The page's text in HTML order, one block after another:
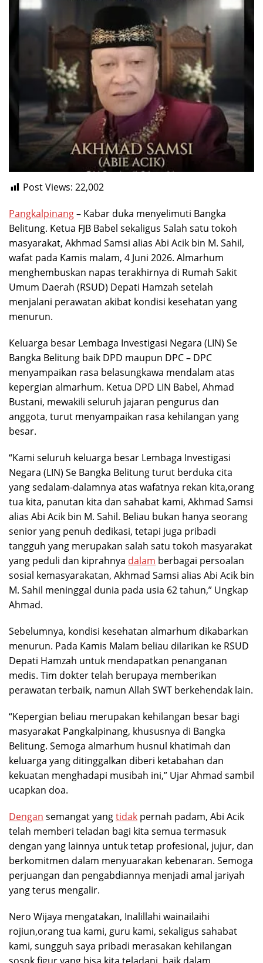
Post Views: 22,002
Pangkalpinang– Kabar duka menyelimuti Bangka
Belitung. Ketua FJB Babel sekaligus Salah satu tokoh
masyarakat, Akhmad Samsi alias Abi Acik bin M. Sahil,
wafat pada Kamis malam, 4 Juni 2026. Almarhum
menghembuskan napas terakhirnya di Rumah Sakit
Umum Daerah (RSUD) Depati Hamzah setelah
menjalani perawatan akibat kondisi kesehatan yang
menurun.
Keluarga besar Lembaga Investigasi Negara (LIN) Se
Bangka Belitung baik DPD maupun DPC – DPC
menyampaikan rasa belasungkawa mendalam atas
kepergian almarhum. Ketua DPD LIN Babel, Ahmad
Bustani, mewakili seluruh jajaran pengurus dan
anggota, turut menyampaikan rasa kehilangan yang
besar.
“Kami seluruh keluarga besar Lembaga Investigasi
Negara (LIN) Se Bangka Belitung turut berduka cita
yang sedalam-dalamnya atas wafatnya rekan kita,orang
tua kita, panutan kita dan sahabat kami, Akhmad Samsi
alias Abi Acik bin M. Sahil. Beliau bukan hanya seorang
senior yang penuh dedikasi, tetapi juga pribadi
tangguh yang merupakan salah satu tokoh masyarakat
yang peduli dan kiprahnya dalam berbagai persoalan
sosial kemasyarakatan, Akhmad Samsi alias Abi Acik bin
M. Sahil meninggal dunia pada usia 62 tahun,” Ungkap
Ahmad.
Sebelumnya, kondisi kesehatan almarhum dikabarkan
menurun. Pada Kamis Malam beliau dilarikan ke RSUD
Depati Hamzah untuk mendapatkan penanganan
medis. Tim dokter telah berupaya memberikan
perawatan terbaik, namun Allah SWT berkehendak lain.
“Kepergian beliau merupakan kehilangan besar bagi
masyarakat Pangkalpinang, khususnya di Bangka
Belitung. Semoga almarhum husnul khatimah dan
keluarga yang ditinggalkan diberi ketabahan dan
kekuatan menghadapi musibah ini,” Ujar Ahmad sambil
ucapkan doa.
Dengan semangat yangtidak pernah padam, Abi Acik
telah memberi teladan bagi kita semua termasuk
dengan yang lainnya untuk tetap profesional, jujur, dan
berkomitmen dalam menyuarakan kebenaran. Semoga
perjuangan dan pengabdiannya menjadi amal jariyah
yang terus mengalir.
Nero Wijaya mengatakan, Inalillahi wainailaihi
rojiun,orang tua kami, guru kami, sekaligus sahabat
kami, sungguh saya pribadi merasakan kehilangan